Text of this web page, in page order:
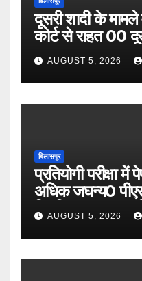
दूसरी शादी के
कोर्ट से राहत 00 दूसरी पत्नी ने दो शादी करने
की शिकायत की थी
AUGUST 5, 2026
बिलासपुर
प्रतियोगी परीक्षा
अधिक जघन्य0
नियमित जमानत खारिज 00
परीक्षा-2021 में हुए
AUGUST 5, 2026